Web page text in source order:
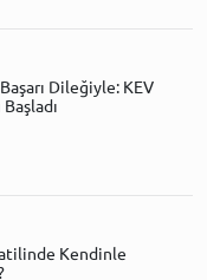
Dileğiyle: KEV
Kendinle